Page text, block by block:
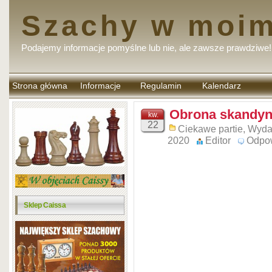
Szachy w
Podajemy informacje pomyślne lub nie, ale zawsze prawdziwe!
Strona główna Informacje Regulamin
komentarzy
Kalendarz
Sklep Caissa
kw.
22
Obrona
Ciekawe partie,
2020
Editor